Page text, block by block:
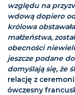
względu na
wdową dopiero
królowa
małżeństwa,
obecności
jeszcze podane
domyślają się, że
relację z
ówczesny